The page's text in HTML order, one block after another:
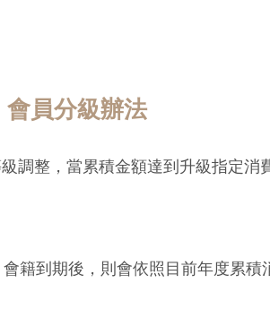
會員分級辦法
調整，當累積金額達到升級指定消
籍到期後，則會依照目前年度累積